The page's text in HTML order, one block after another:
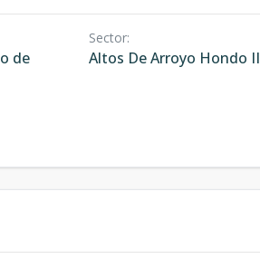
de
Sector:
Altos De Arroyo Hondo II